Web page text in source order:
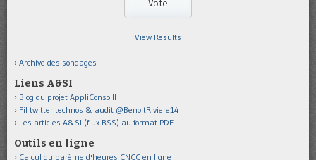
View Results
Archive des sondages
Liens A&SI
Blog du projet AppliConso II
Fil twitter technos & audit @BenoitRiviere14
Les articles A&SI (flux RSS) au format PDF
Outils en ligne
Calcul du barème d'heures CNCC en ligne